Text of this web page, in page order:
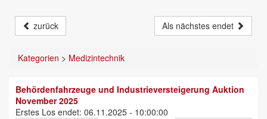
zurück Als nächstes endet
Kategorien > Medizintechnik
Behördenfahrzeuge und Industrieversteigerung Auktion
November 2025
Erstes Los endet: 06.11.2025 - 10:00:00